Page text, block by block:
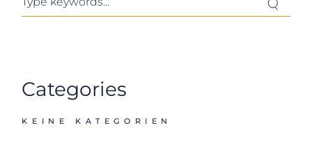
Categories
KEINE KATEGORIEN